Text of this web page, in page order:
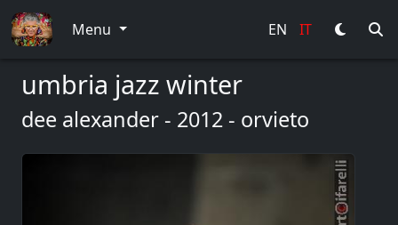
Menu EN IT
umbria jazz winter
dee alexander - 2012 - orvieto